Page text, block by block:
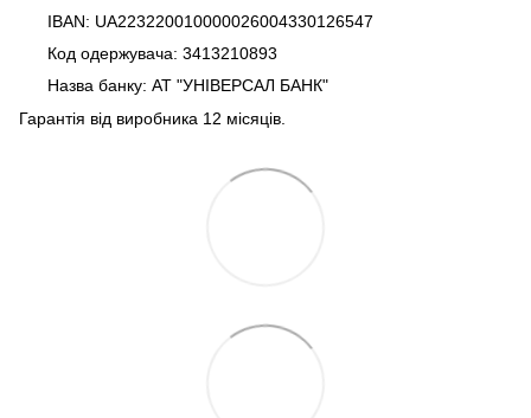
IBAN: UA223220010000026004330126547
Код одержувача: 3413210893
Назва банку: АТ "УНІВЕРСАЛ БАНК"
Гарантія від виробника 12 місяців.